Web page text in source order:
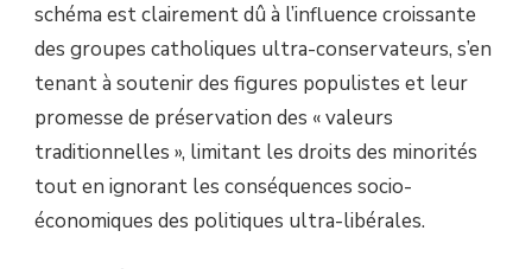
schéma est clairement dû à l’influence croissante
des groupes catholiques ultra-conservateurs, s’en
tenant à soutenir des figures populistes et leur
promesse de préservation des « valeurs
traditionnelles », limitant les droits des minorités
tout en ignorant les conséquences socio-
économiques des politiques ultra-libérales.